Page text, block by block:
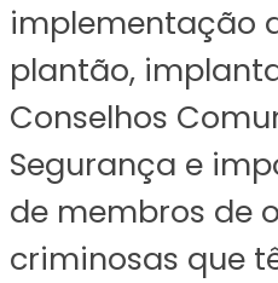
implementação
plantão,
Conselhos
Segurança e
de membros de
criminosas que